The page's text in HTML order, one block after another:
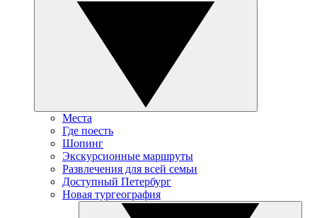
Места
Где поесть
Шопинг
Экскурсионные маршруты
Развлечения для всей семьи
Доступный Петербург
Новая тургеография